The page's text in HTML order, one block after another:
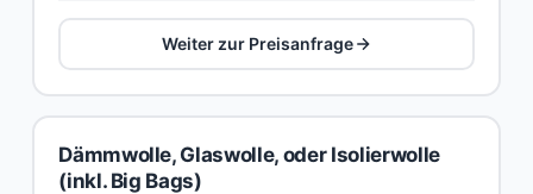
Weiter zur Preisanfrage
Dämmwolle, Glaswolle, oder Isolierwolle
(inkl. Big Bags)